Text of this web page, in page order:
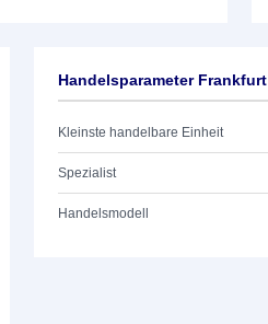
Handelsparameter Frankfurt
Kleinste handelbare Einheit
Spezialist
Handelsmodell